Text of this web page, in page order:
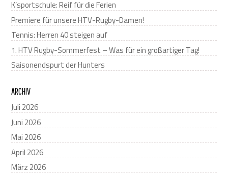
K’sportschule: Reif für die Ferien
Premiere für unsere HTV-Rugby-Damen!
Tennis: Herren 40 steigen auf
1. HTV Rugby-Sommerfest – Was für ein großartiger Tag!
Saisonendspurt der Hunters
ARCHIV
Juli 2026
Juni 2026
Mai 2026
April 2026
März 2026